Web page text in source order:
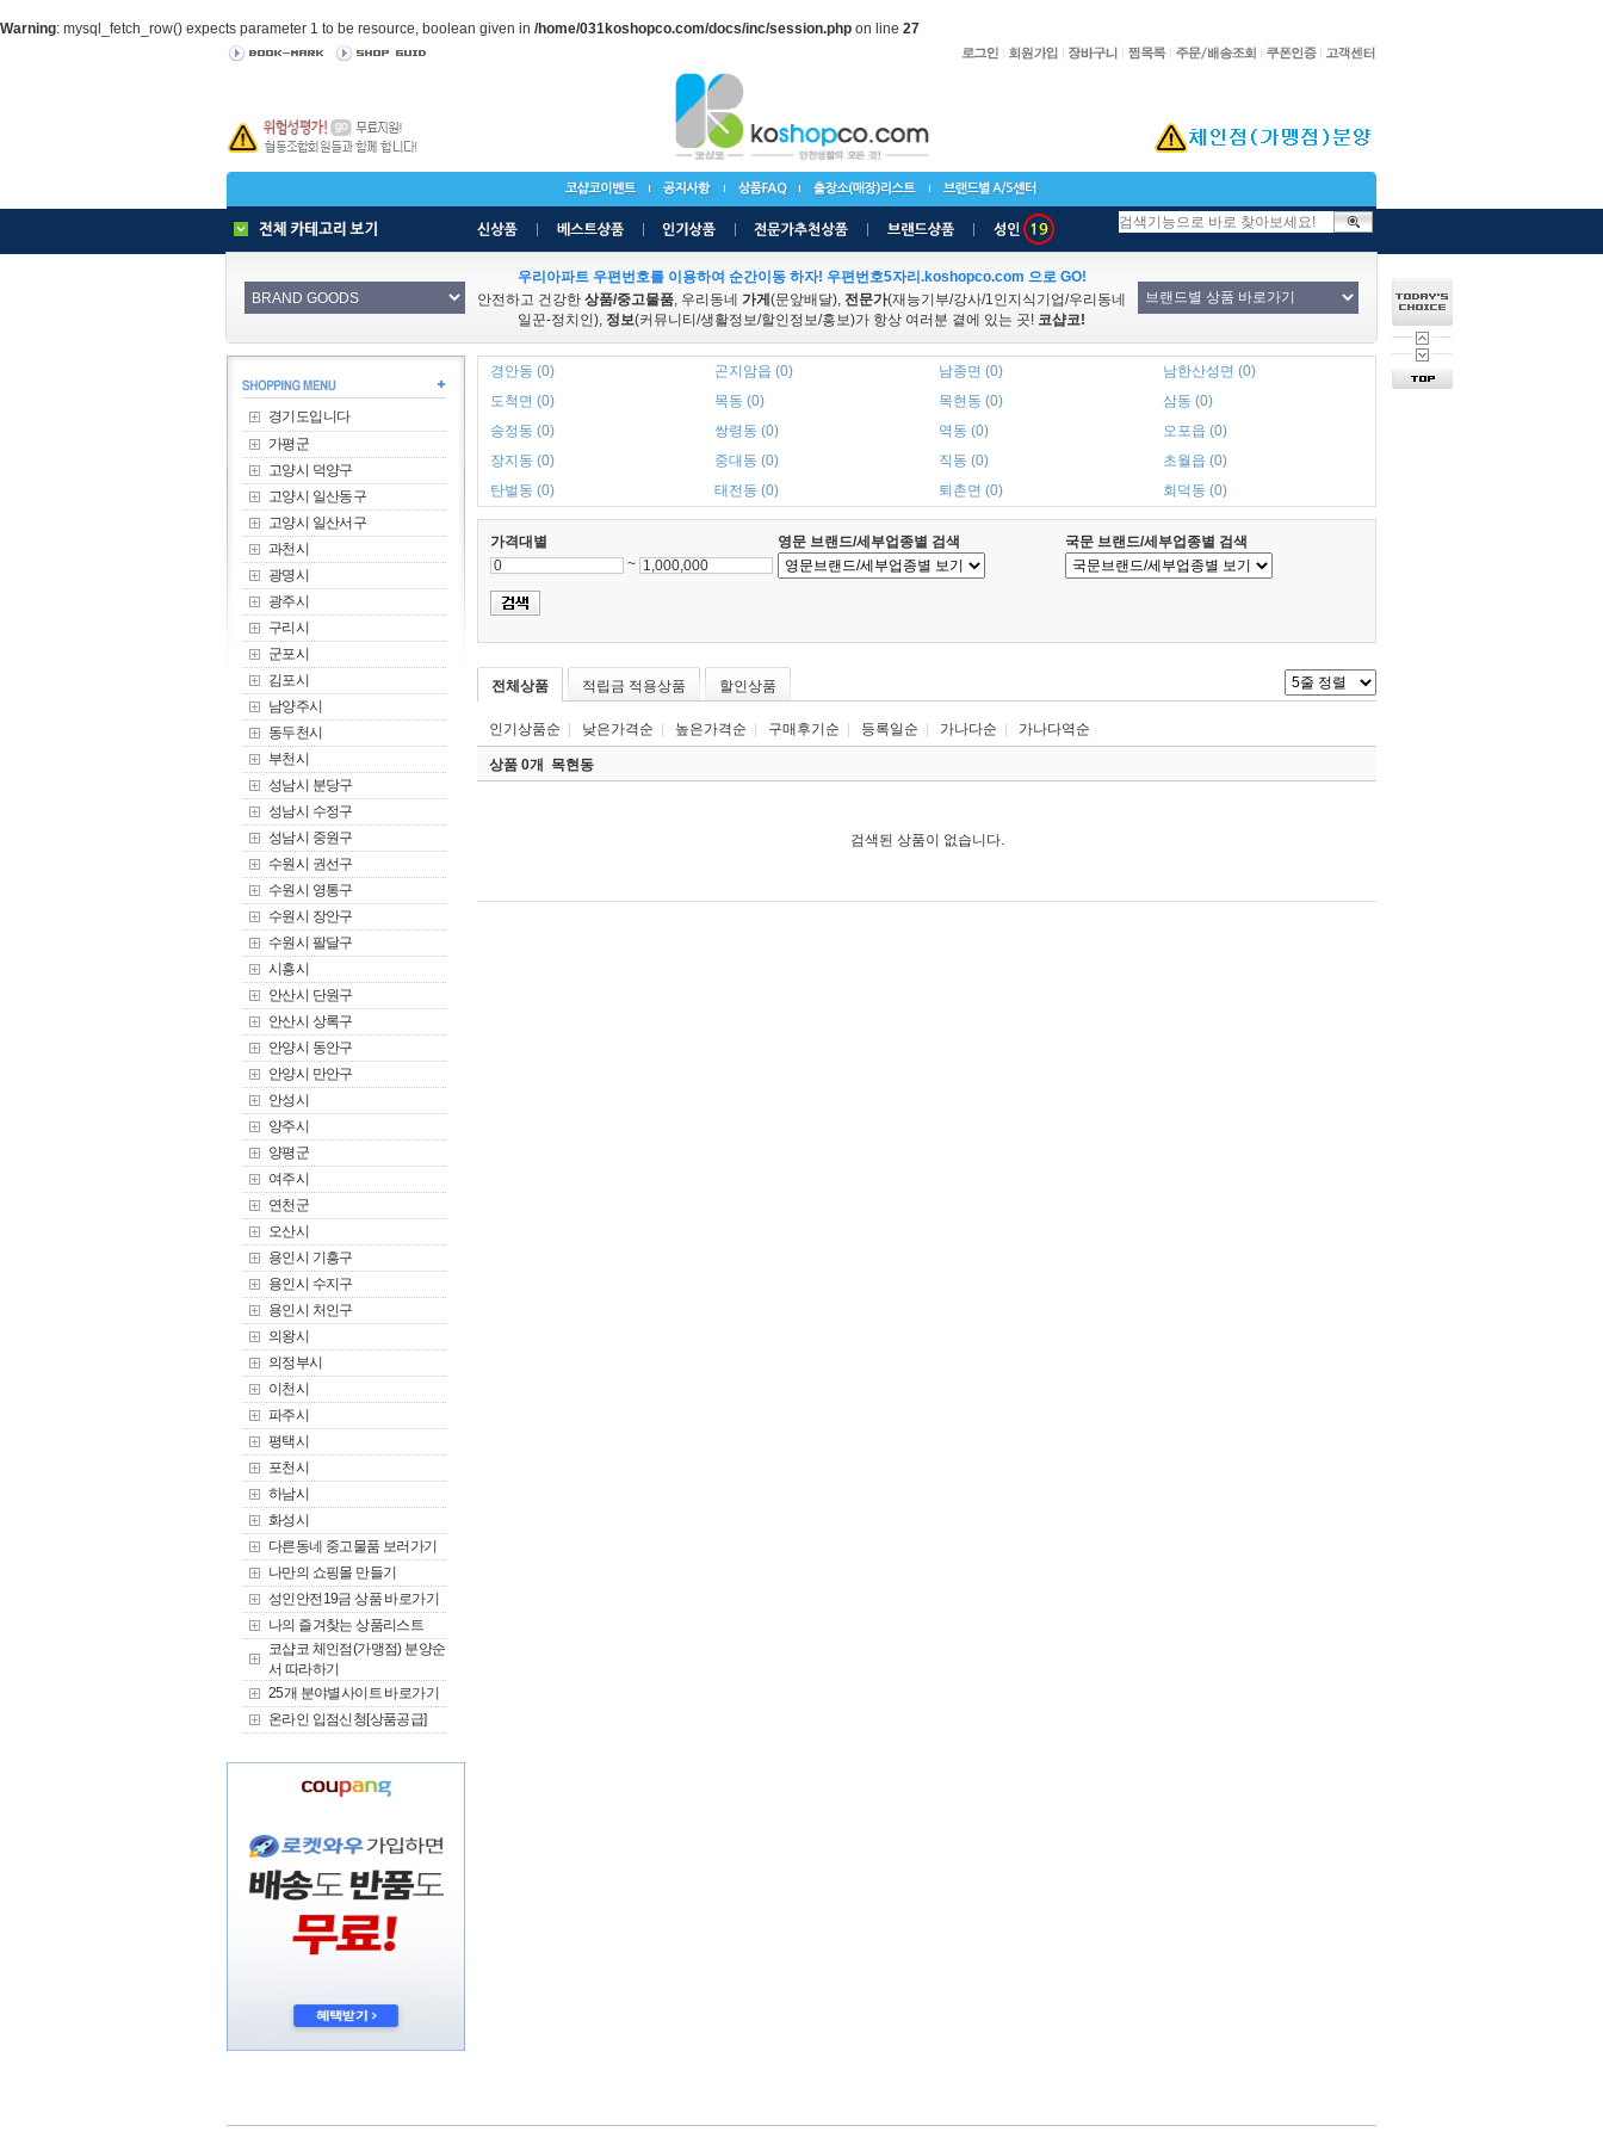
Warning: mysql_fetch_row() expects parameter 1 to be resource, boolean given in /home/031koshopco.com/docs/inc/session.php on line 27
우리아파트 우편번호를 이용하여 순간이동 하자! 우편번호5자리.koshopco.com 으로 GO!
안전하고 건강한 상품/중고물품, 우리동네 가게 (문앞배달), 전문가(재능기부/강사/1인지식기업/우리동네
일꾼-정치인), 정보(커뮤니티/생활정보/할인정보/홍보)가 항상 여러분 곁에 있는 곳! 코샵코!
경기도입니다
가평군
고양시 덕양구
고양시 일산동구
고양시 일산서구
과천시
광명시
광주시
구리시
군포시
김포시
남양주시
동두천시
부천시
성남시 분당구
성남시 수정구
성남시 중원구
수원시 권선구
수원시 영통구
수원시 장안구
수원시 팔달구
시흥시
안산시 단원구
안산시 상록구
안양시 동안구
안양시 만안구
안성시
양주시
양평군
여주시
연천군
오산시
용인시 기흥구
용인시 수지구
용인시 처인구
의왕시
의정부시
이천시
파주시
평택시
포천시
하남시
화성시
다른동네 중고물품 보러가기
나만의 쇼핑몰 만들기
성인안전19금 상품 바로가기
나의 즐겨찾는 상품리스트
코샵코 체인점(가맹점) 분양순
서 따라하기
25개 분야별사이트 바로가기
온라인 입점신청[상품공급]
경안동 (0) 곤지암읍 (0) 남종면 (0)
남한산성면 (0)
도척면 (0)
목동 (0) 목현동 (0)
삼동 (0)
송정동 (0)
쌍령동 (0) 역동 (0)
오포읍 (0)
장지동 (0)
중대동 (0) 직동 (0)
초월읍 (0)
탄벌동 (0)
태전동 (0) 퇴촌면 (0) 회덕동 (0)
가격대별 영문 브랜드/세부업종별 검색
국문 브랜드/세부업종별 검색
~
전체상품 적립금 적용상품 할인상품
인기상품순 낮은가격순 높은가격순 구매후기순 등록일순 가나다순 가나다역순
상품 0개 목현동
검색된 상품이 없습니다.